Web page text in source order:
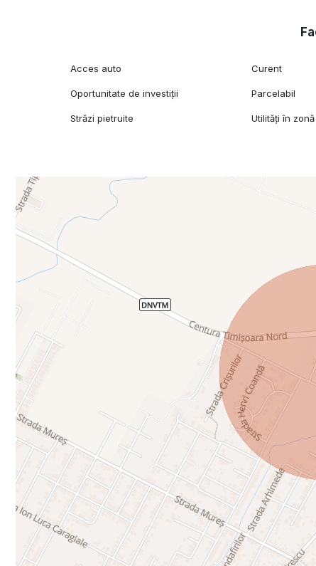
Acces auto Curent
Oportunitate de investiții Parcelabil
Străzi pietruite Utilități în zonă